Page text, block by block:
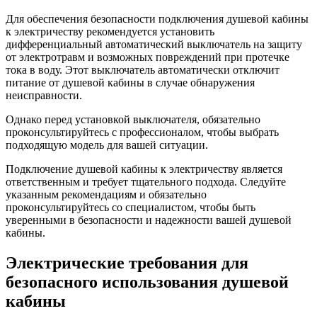
Для обеспечения безопасности подключения душевой кабины
к электричеству рекомендуется установить
дифференциальный автоматический выключатель на защиту
от электротравм и возможных повреждений при протечке
тока в воду. Этот выключатель автоматически отключит
питание от душевой кабины в случае обнаружения
неисправности.
Однако перед установкой выключателя, обязательно
проконсультируйтесь с профессионалом, чтобы выбрать
подходящую модель для вашей ситуации.
Подключение душевой кабины к электричеству является
ответственным и требует тщательного подхода. Следуйте
указанным рекомендациям и обязательно
проконсультируйтесь со специалистом, чтобы быть
уверенными в безопасности и надежности вашей душевой
кабины.
Электрические требования для
безопасного использования душевой
кабины